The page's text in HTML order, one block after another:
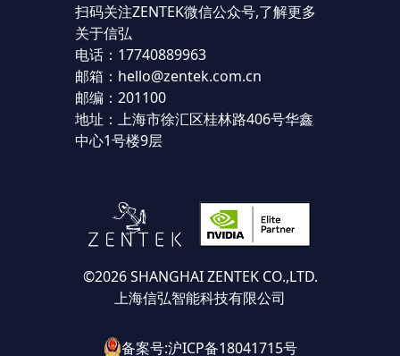
扫码关注ZENTEK微信公众号,了解更多
关于信弘
电话：17740889963
邮箱：hello@zentek.com.cn
邮编：201100
地址：上海市徐汇区桂林路406号华鑫
中心1号楼9层
©2026 SHANGHAI ZENTEK CO.,LTD.
上海信弘智能科技有限公司
备案号:沪ICP备18041715号